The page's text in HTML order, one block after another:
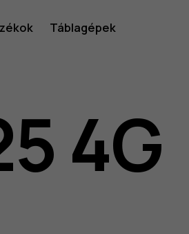
Táblagépek
4G